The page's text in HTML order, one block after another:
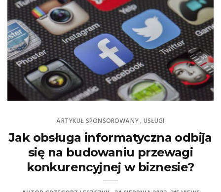
ARTYKUŁ SPONSOROWANY, USŁUGI
Jak obsługa informatyczna odbija
się na budowaniu przewagi
konkurencyjnej w biznesie?